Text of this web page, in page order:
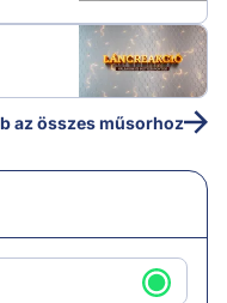
az összes műsorhoz